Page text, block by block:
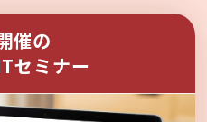
催の
セミナー